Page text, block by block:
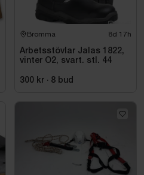
Bromma 8d 17h
Arbetsstövlar Jalas 1822,
vinter O2, svart. stl. 44
300 kr · 8 bud